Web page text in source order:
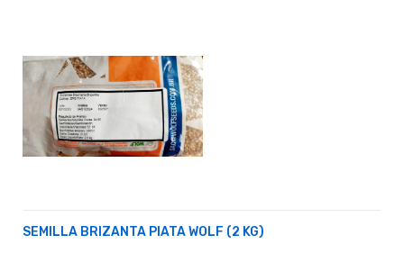
SEMILLA BRIZANTA PIATA WOLF (2 KG)